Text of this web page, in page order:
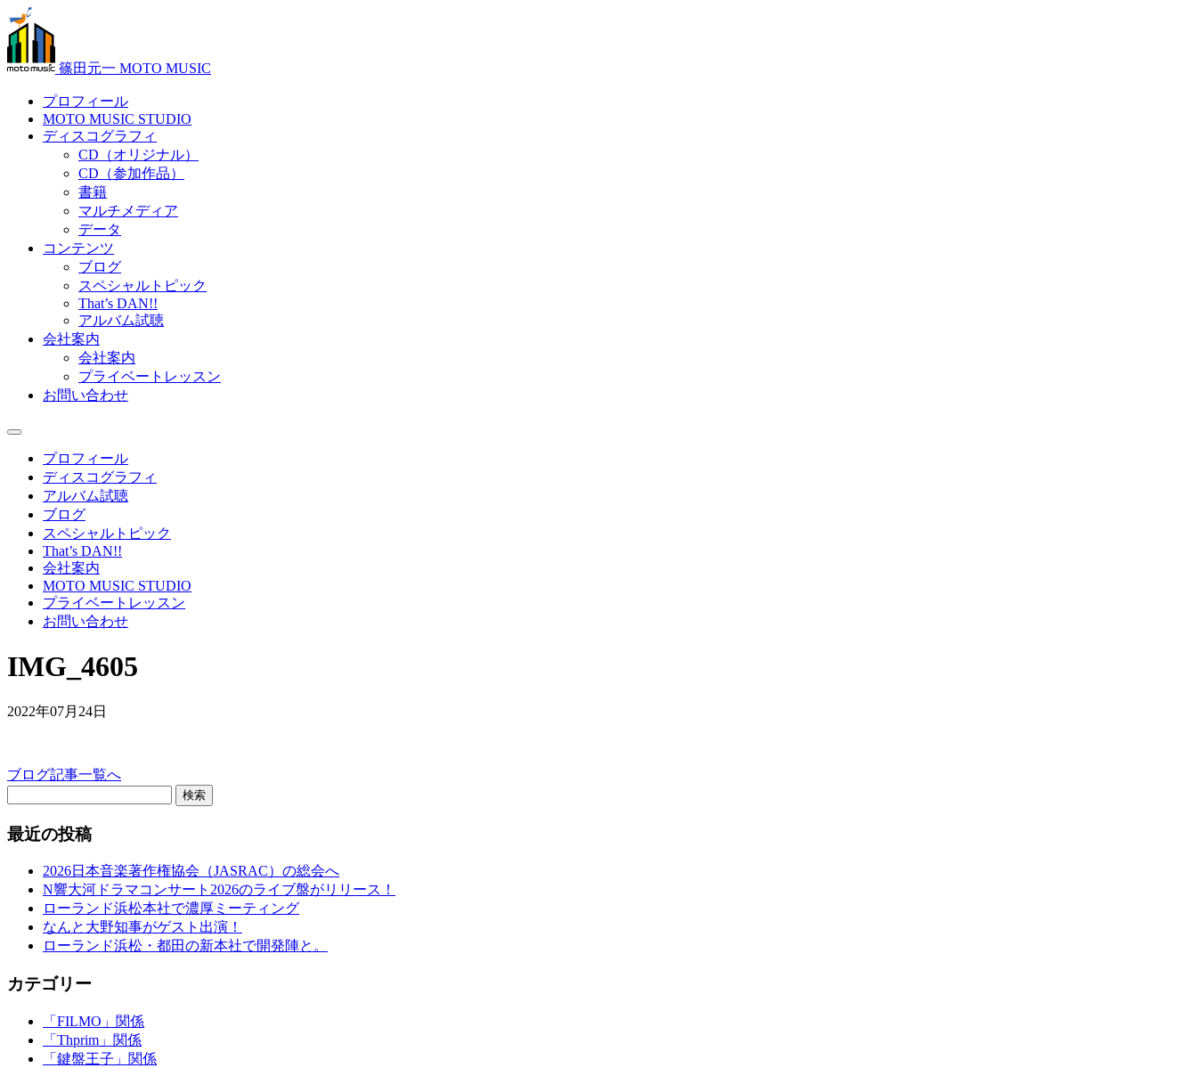
篠田元一 MOTO MUSIC
プロフィール
MOTO MUSIC STUDIO
ディスコグラフィ
CD（オリジナル）
CD（参加作品）
書籍
マルチメディア
データ
コンテンツ
ブログ
スペシャルトピック
That’s DAN!!
アルバム試聴
会社案内
会社案内
プライベートレッスン
お問い合わせ
プロフィール
ディスコグラフィ
アルバム試聴
ブログ
スペシャルトピック
That’s DAN!!
会社案内
MOTO MUSIC STUDIO
プライベートレッスン
お問い合わせ
IMG_4605
2022年07月24日
ブログ記事一覧へ
検索
最近の投稿
2026日本音楽著作権協会（JASRAC）の総会へ
N響大河ドラマコンサート2026のライブ盤がリリース！
ローランド浜松本社で濃厚ミーティング
なんと大野知事がゲスト出演！
ローランド浜松・都田の新本社で開発陣と。
カテゴリー
「FILMO」関係
「Thprim」関係
「鍵盤王子」関係